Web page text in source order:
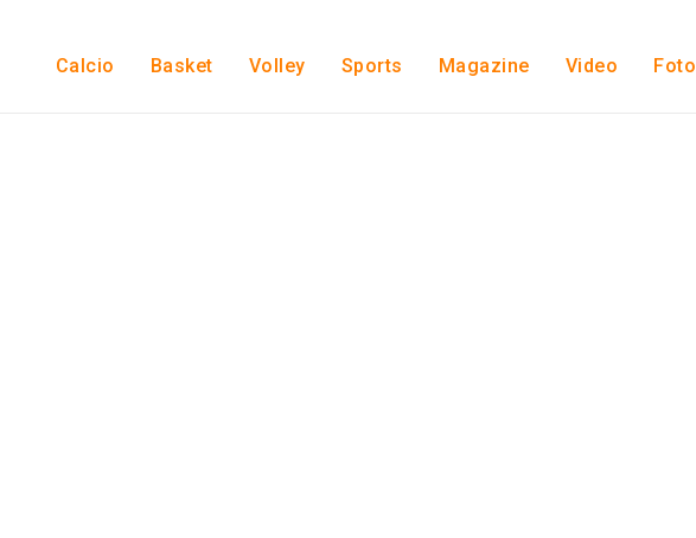
Calcio Basket Volley Sports Magazine Video Foto